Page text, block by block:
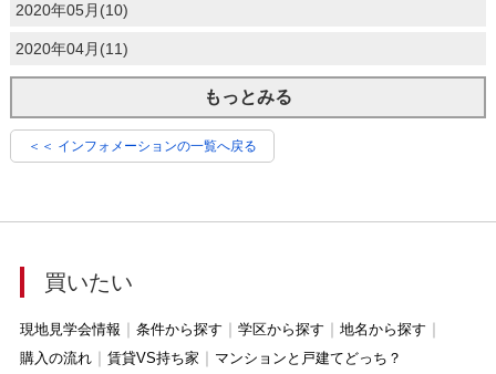
2020年05月(10)
2020年04月(11)
もっとみる
＜＜ インフォメーションの一覧へ戻る
買いたい
現地見学会情報 条件から探す 学区から探す
地名から探す
購入の流れ
賃貸VS持ち家 マンションと戸建てどっち？